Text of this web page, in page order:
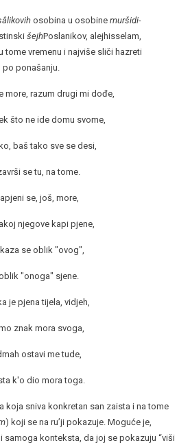
osobina u osobine muršidi-
šejhPoslanikov, alejhisselam,
tome vremenu i najviše sliči hazreti
ponašanju.
more, razum drugi mi dođe,
što ne ide domu svome,
baš tako sve se desi,
se tu, na tome.
se, još, more,
njegove kapi pjene,
se oblik "ovog",
"onoga" sjene.
je pjena tijela, vidjeh,
znak mora svoga,
ostavi me tude,
k'o dio mora toga.
koja sniva konkretan san zaista i na tome
) koji se na ru’ji pokazuje. Moguće je,
konteksta, da joj se pokazuju “viši